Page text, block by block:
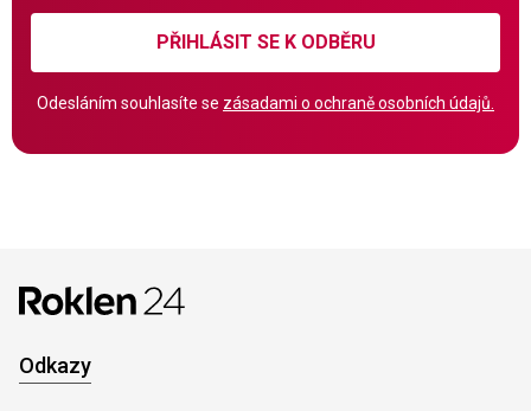
PŘIHLÁSIT SE K ODBĚRU
Odesláním souhlasíte se zásadami o ochraně osobních údajů.
Odkazy